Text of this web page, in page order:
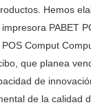
Hemos
PABET
Comput
que planea
de
de la calidad